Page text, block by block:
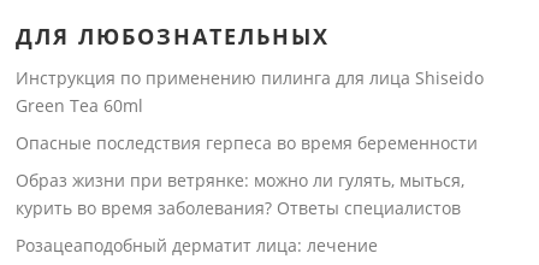
ДЛЯ ЛЮБОЗНАТЕЛЬНЫХ
Инструкция по применению пилинга для лица Shiseido
Green Tea 60ml
Опасные последствия герпеса во время беременности
Образ жизни при ветрянке: можно ли гулять, мыться,
курить во время заболевания? Ответы специалистов
Розацеаподобный дерматит лица: лечение